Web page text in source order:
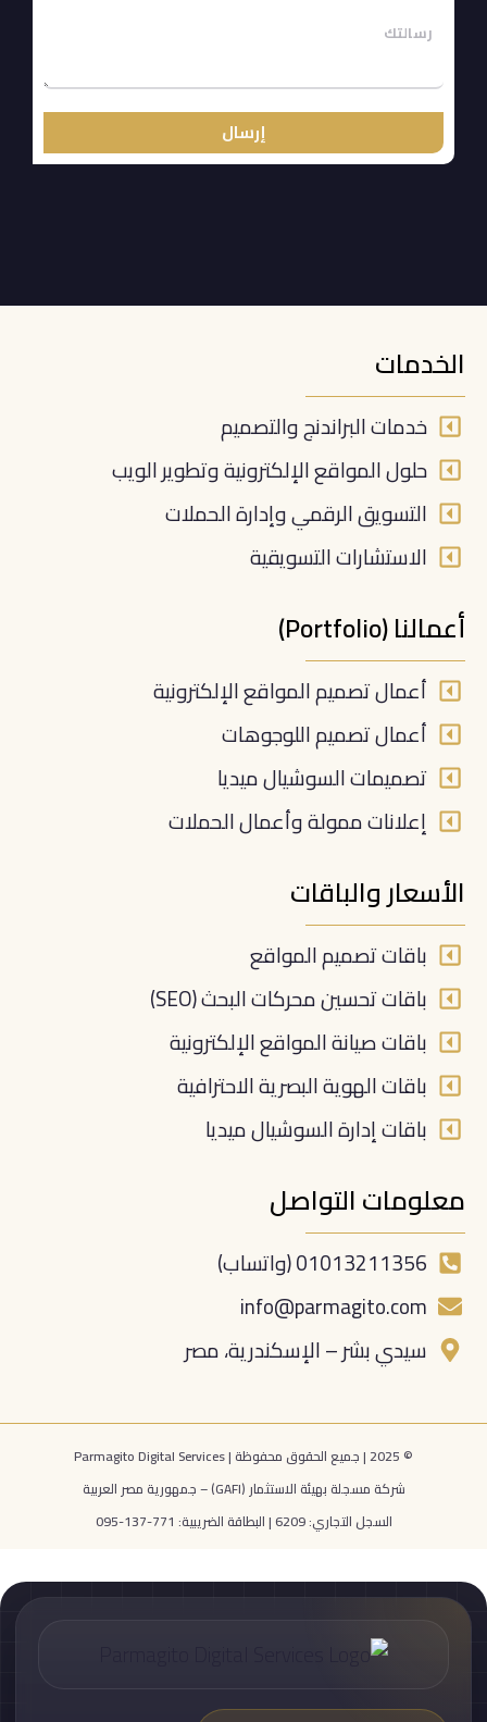
إرسال
الخدمات
خدمات البراندنج والتصميم
حلول المواقع الإلكترونية وتطوير الويب
التسويق الرقمي وإدارة الحملات
الاستشارات التسويقية
أعمالنا (Portfolio)
أعمال تصميم المواقع الإلكترونية
أعمال تصميم اللوجوهات
تصميمات السوشيال ميديا
إعلانات ممولة وأعمال الحملات
الأسعار والباقات
باقات تصميم المواقع
باقات تحسين محركات البحث (SEO)
باقات صيانة المواقع الإلكترونية
باقات الهوية البصرية الاحترافية
باقات إدارة السوشيال ميديا
معلومات التواصل
01013211356 (واتساب)
info@parmagito.com
سيدي بشر – الإسكندرية، مصر
© 2025 | جميع الحقوق محفوظة | Parmagito Digital Services
شركة مسجلة بهيئة الاستثمار (GAFI) – جمهورية مصر العربية
السجل التجاري: 6209 | البطاقة الضريبية: 771-137-095